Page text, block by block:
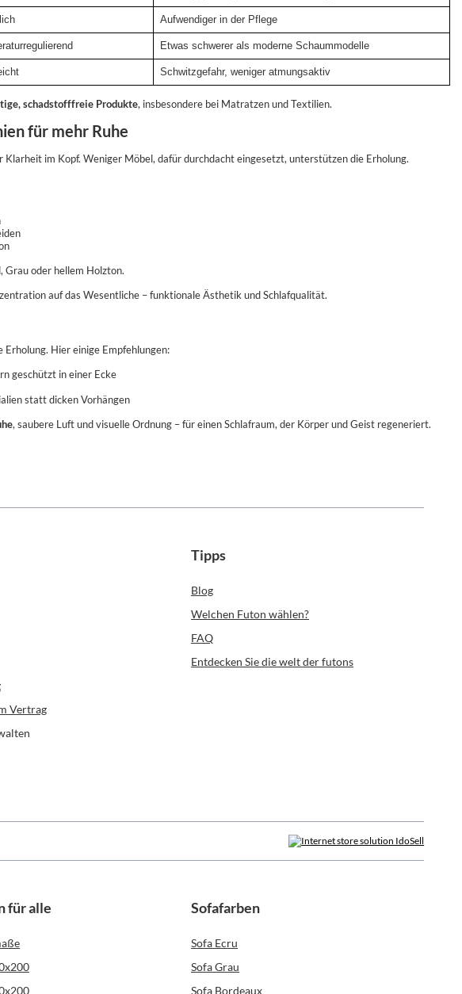
Aufwendiger in der Pflege
Etwas schwerer als moderne Schaummodelle
Schwitzgefahr, weniger atmungsaktiv
schadstofffreie Produkte, insbesondere bei Matratzen und Textilien.
für mehr Ruhe
im Kopf. Weniger Möbel, dafür durchdacht eingesetzt, unterstützen die Erholung.
Grau oder hellem Holzton.
auf das Wesentliche – funktionale Ästhetik und Schlafqualität.
Erholung. Hier einige Empfehlungen:
geschützt in einer Ecke
statt dicken Vorhängen
, saubere Luft und visuelle Ordnung – für einen Schlafraum, der Körper und Geist regeneriert.
Vertrag
Tipps
Blog
Welchen Futon wählen?
FAQ
Entdecken Sie die welt der futons
für alle Sofafarben
Sofa Ecru
Sofa Grau
Sofa Bordeaux